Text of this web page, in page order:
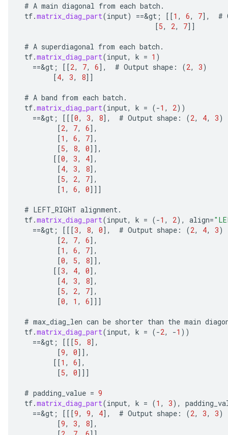
# A main diagonal from each batch .
tf.matrix_diag_part(input) ==&gt ; [[1 , 6, 7] , #
[5, 2, 7]]
# A superdiagonal from each batch .
tf.matrix_diag_part(input, k = 1 )
==&gt ; [[2, 7, 6] , # Output shape : (2, 3)
[4, 3, 8]]
# A band from each batch .
tf.matrix_diag_part(input, k = (-1 , 2))
==&gt ; [[[0, 3, 8] , # Output shape : (2, 4, 3)
[2, 7, 6] ,
[1 , 6, 7] ,
[5, 8, 0]] ,
[[0, 3, 4] ,
[4, 3, 8] ,
[5, 2, 7] ,
[1 , 6, 0]]]
# LEFT_RIGHT alignment .
tf.matrix_diag_part(input, k = (-1 , 2), align=
==&gt ; [[[3, 8, 0] , # Output shape : (2, 4, 3)
[2, 7, 6] ,
[1 , 6, 7] ,
[0, 5, 8]] ,
[[3, 4, 0] ,
[4, 3, 8] ,
[5, 2, 7] ,
[0, 1 , 6]]]
# max_diag_len can be shorter than the main
tf.matrix_diag_part(input, k = (-2, -1 ))
==&gt ; [[[5, 8] ,
[9, 0]] ,
[[1 , 6] ,
[5, 0]]]
# padding_value = 9
tf.matrix_diag_part(input, k = (1 , 3),
==&gt ; [[[9, 9, 4] , # Output shape : (2, 3, 3)
[9, 3, 8] ,